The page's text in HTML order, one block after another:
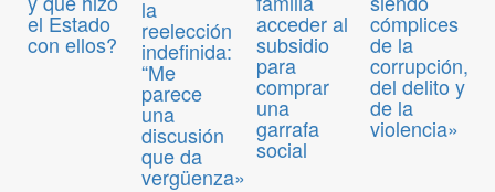
el Estado
con ellos?
la
reelección
indefinida:
“Me
parece
una
discusión
que da
vergüenza»
acceder al
subsidio
para
comprar
una
garrafa
social
cómplices
de la
corrupción,
del delito y
de la
violencia»